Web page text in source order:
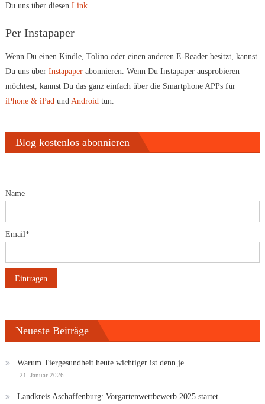
Du uns über diesen Link.
Per Instapaper
Wenn Du einen Kindle, Tolino oder einen anderen E-Reader besitzt, kannst
Du uns über Instapaperabonnieren. Wenn Du Instapaper ausprobieren
möchtest, kannst Du das ganz einfach über die Smartphone APPs für
iPhone & iPad und Android tun.
Blog kostenlos abonnieren
Name
Email*
Neueste Beiträge
Warum Tiergesundheit heute wichtiger ist denn je
21. Januar 2026
Landkreis Aschaffenburg: Vorgartenwettbewerb 2025 startet